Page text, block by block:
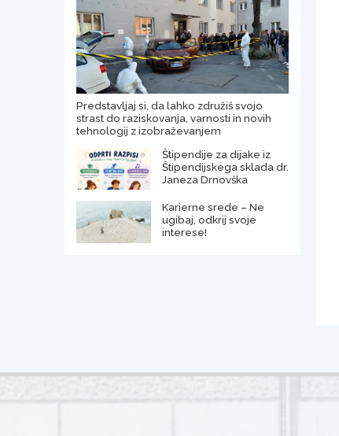
Predstavljaj si, da lahko združiš svojo
strast do raziskovanja, varnosti in novih
tehnologij z izobraževanjem
Štipendije za dijake iz
Štipendijskega sklada dr.
Janeza Drnovška
Karierne srede – Ne
ugibaj, odkrij svoje
interese!